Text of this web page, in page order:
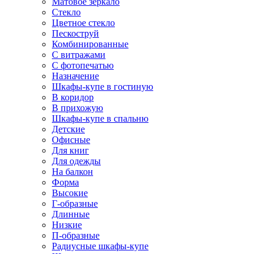
Стекло
Цветное стекло
Пескоструй
Комбинированные
С витражами
С фотопечатью
Назначение
Шкафы-купе в гостиную
В коридор
В прихожую
Шкафы-купе в спальню
Детские
Офисные
Для книг
Для одежды
На балкон
Форма
Высокие
Г-образные
Длинные
Низкие
П-образные
Радиусные шкафы-купе